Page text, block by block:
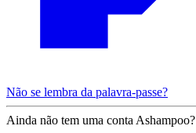
Não se lembra da palavra-passe?
Ainda não tem uma conta Ashampoo?